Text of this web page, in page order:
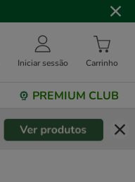
Iniciar sessão Carrinho
PREMIUM CLUB